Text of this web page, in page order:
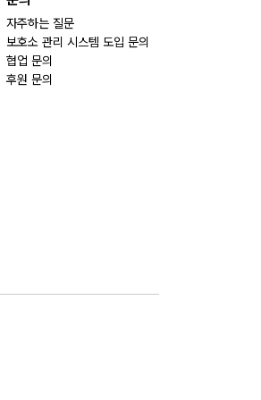
자주하는 질문
보호소 관리 시스템 도입 문의
협업 문의
후원 문의